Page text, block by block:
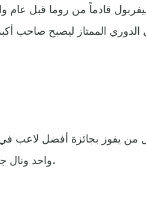
قادماً من روما قبل عام
واحد ونال جائزة أفضل لاعب في الفريق 7 مرات.